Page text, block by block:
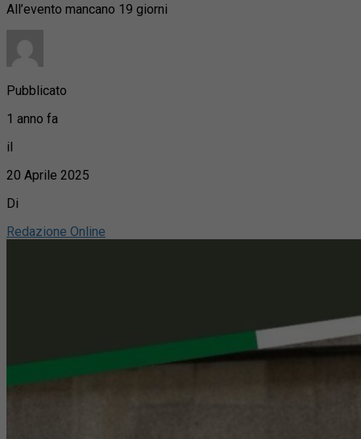
All’evento mancano 19 giorni
Pubblicato
1 anno fa
il
20 Aprile 2025
Di
Redazione Online